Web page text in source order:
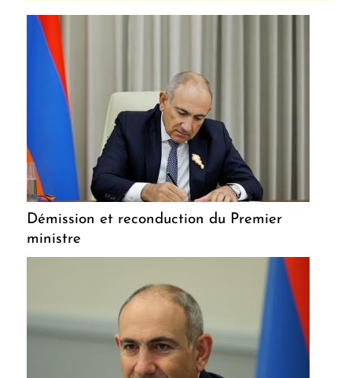
Démission et reconduction du Premier
ministre